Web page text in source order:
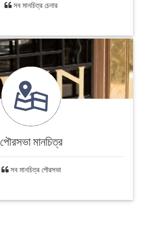
সব মানচিত্র চেনার
পৌরসভা মানচিত্র
সব মানচিত্র পৌরসভা